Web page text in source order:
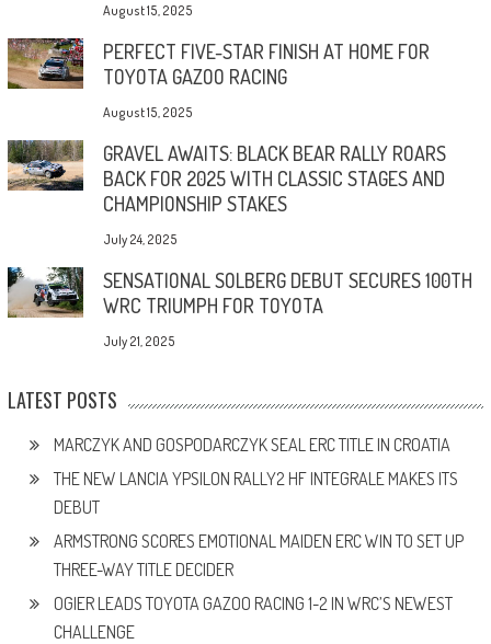
August 15, 2025
PERFECT FIVE-STAR FINISH AT HOME FOR
TOYOTA GAZOO RACING
August 15, 2025
GRAVEL AWAITS: BLACK BEAR RALLY ROARS
BACK FOR 2025 WITH CLASSIC STAGES AND
CHAMPIONSHIP STAKES
July 24, 2025
SENSATIONAL SOLBERG DEBUT SECURES 100TH
WRC TRIUMPH FOR TOYOTA
July 21, 2025
LATEST POSTS
MARCZYK AND GOSPODARCZYK SEAL ERC TITLE IN CROATIA
THE NEW LANCIA YPSILON RALLY2 HF INTEGRALE MAKES ITS
DEBUT
ARMSTRONG SCORES EMOTIONAL MAIDEN ERC WIN TO SET UP
THREE-WAY TITLE DECIDER
OGIER LEADS TOYOTA GAZOO RACING 1-2 IN WRC’S NEWEST
CHALLENGE